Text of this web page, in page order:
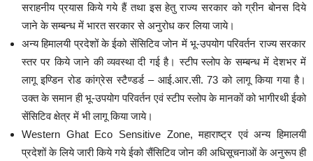
सराहनीय प्रयास किये गये हैं तथा इस हेतु राज्य सरकार को ग्रीन बोनस दिये
जाने के सम्बन्ध में भारत सरकार से अनुरोध कर लिया जाये।
अन्य हिमालयी प्रदेशों के ईको सेंसिटिव जोन में भू-उपयोग परिवर्तन राज्य सरकार
स्तर पर किये जाने की व्यवस्था दी गई है। स्टीप स्लोप के सम्बन्ध में देशभर में
लागू इण्डिन रोड कांग्रेस स्टैण्डर्ड – आई.आर.सी. 73 को लागू किया गया है।
उक्त के समान ही भू-उपयोग परिवर्तन एवं स्टीप स्लोप के मानकों को भागीरथी ईको
सेंसिटिव क्षेत्र में भी लागू किया जाये।
Western Ghat Eco Sensitive Zone, महाराष्ट्र एवं अन्य हिमालयी
प्रदेशों के लिये जारी किये गये ईको सैंसिटिव जोन की अधिसूचनाओं के अनुरूप ही